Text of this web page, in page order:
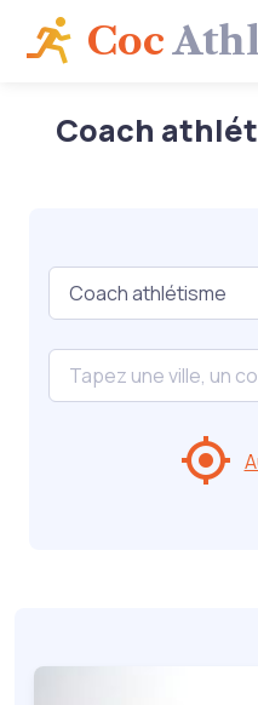
Coc
Coach